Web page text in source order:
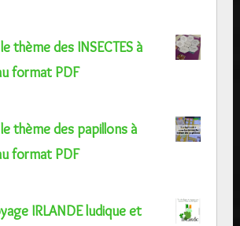
thème des INSECTES à
format PDF
thème des papillons à
format PDF
IRLANDE ludique et